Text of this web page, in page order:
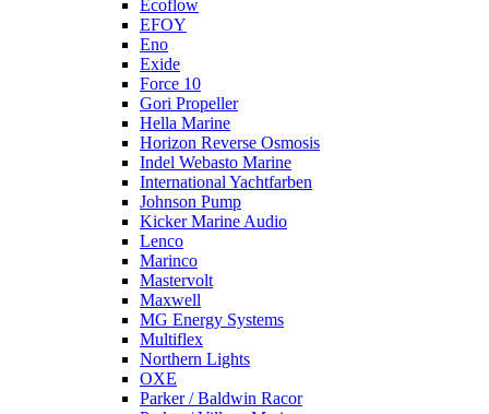
Ecoflow
EFOY
Eno
Exide
Force 10
Gori Propeller
Hella Marine
Horizon Reverse Osmosis
Indel Webasto Marine
International Yachtfarben
Johnson Pump
Kicker Marine Audio
Lenco
Marinco
Mastervolt
Maxwell
MG Energy Systems
Multiflex
Northern Lights
OXE
Parker / Baldwin Racor